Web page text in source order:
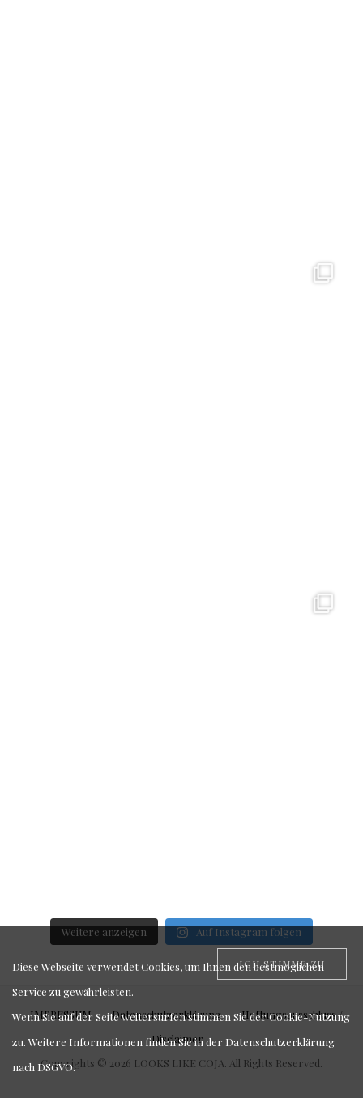
Weitere anzeigen Auf Instagram folgen
IMPRESSUM Datenschutzerklärung
Haftungsausschluss /
Disclaimer
Copyrights © 2026 LOOKS LIKE COJA. All Rights Reserved.
ICH STIMME ZU
Diese Webseite verwendet Cookies, um Ihnen den bestmöglichen
Service zu gewährleisten.
Wenn Sie auf der Seite weitersurfen stimmen Sie der Cookie-Nutzung
zu. Weitere Informationen finden Sie in der Datenschutzerklärung
nach DSGVO.